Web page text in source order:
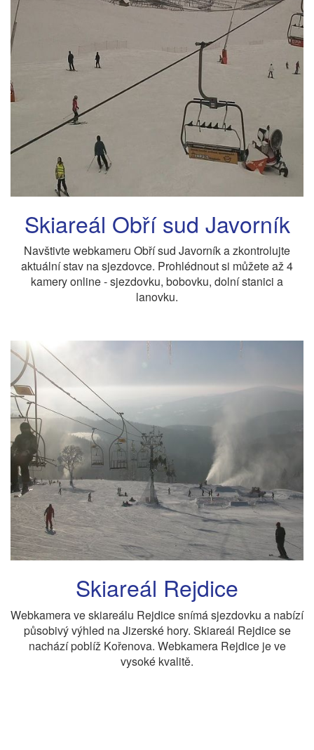
Skiareál Obří sud Javorník
Navštivte webkameru Obří sud Javorník a zkontrolujte
aktuální stav na sjezdovce. Prohlédnout si můžete až 4
kamery online - sjezdovku, bobovku, dolní stanici a
lanovku.
Skiareál Rejdice
Webkamera ve skiareálu Rejdice snímá sjezdovku a nabízí
působivý výhled na Jizerské hory. Skiareál Rejdice se
nachází poblíž Kořenova. Webkamera Rejdice je ve
vysoké kvalitě.